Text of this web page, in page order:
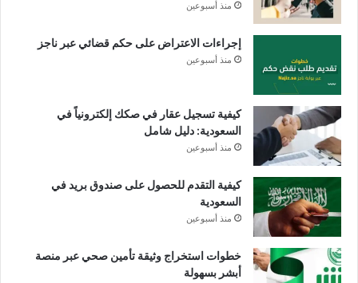
منذ أسبوعين
إجراءات الاعتراض على حكم قضائي عبر ناجز
منذ أسبوعين
كيفية تسجيل عقار في صكك إلكترونياً في
السعودية: دليل شامل
منذ أسبوعين
كيفية التقدم للحصول على صندوق بريد في
السعودية
منذ أسبوعين
خطوات استخراج وثيقة تأمين صحي عبر منصة
أبشر بسهولة